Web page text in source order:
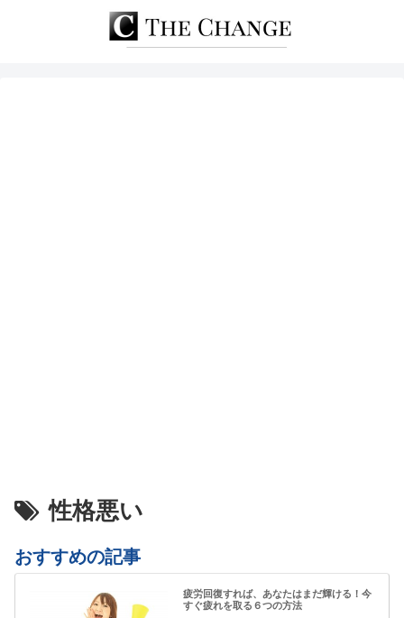
性格悪い
おすすめの記事
疲労回復すれば、あなたはまだ輝ける！今
すぐ疲れを取る６つの方法